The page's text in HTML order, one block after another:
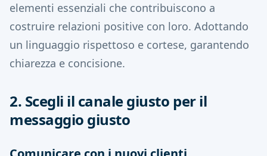
elementi essenziali che contribuiscono a
costruire relazioni positive con loro. Adottando
un linguaggio rispettoso e cortese, garantendo
chiarezza e concisione.
2. Scegli il canale giusto per il
messaggio giusto